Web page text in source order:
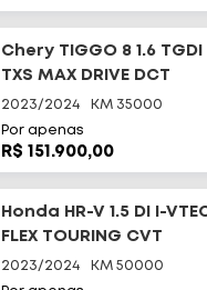
Chery TIGGO 8 1.6 TGDI
TXS MAX DRIVE DCT
2023/2024 KM 35000
Por apenas
R$ 151.900,00
Honda HR-V 1.5 DI I-
FLEX TOURING CVT
2023/2024 KM 50000